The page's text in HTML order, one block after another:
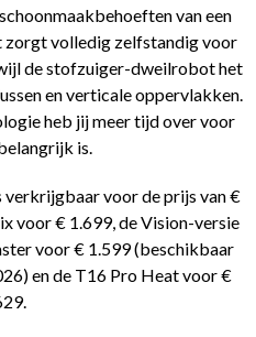
van een
zorgt volledig zelfstandig voor
de stofzuiger-dweilrobot het
en verticale oppervlakken.
heb jij meer tijd over voor
is.
verkrijgbaar voor de prijs van €
voor € 1.699, de Vision-versie
voor € 1.599 (beschikbaar
en de T16 Pro Heat voor €